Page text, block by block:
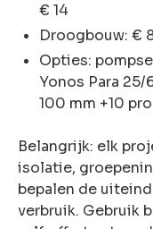
€ 14
Droogbouw: €
Opties:
Yonos Para
100 mm +10
Belangrijk: elk
isolatie,
bepalen de
verbruik. Gebruik